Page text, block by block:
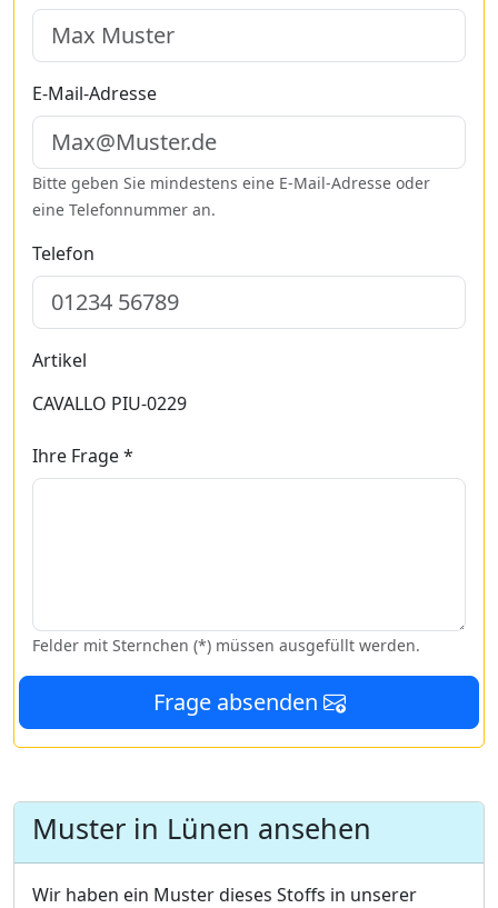
E-Mail-Adresse
Bitte geben Sie mindestens eine E-Mail-Adresse oder
eine Telefonnummer an.
Telefon
Artikel
CAVALLO PIU-0229
Ihre Frage *
Felder mit Sternchen (*) müssen ausgefüllt werden.
Frage absenden
Muster in Lünen ansehen
Wir haben ein Muster dieses Stoffs in unserer